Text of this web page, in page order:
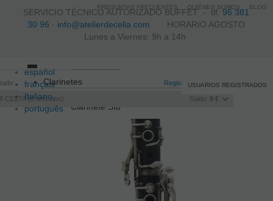
SERVICIO TÉCNICO AUTORIZADO BUFFET -tlf.96 381
30 96 · info@atelierdecelia.com HORARIO AGOSTO
Lunes a Viernes: 9h a 14h
español
français
Italiano
português
Registro /Iniciar sesión
CESTA 0artículos Saldo: 0 €
USUARIOS REGISTRADOS
Toggle
navigation
Clarinetes
Clarinete SIb
PREGUNTAS FRECUENTES QUIÉNES SOMOS BLOG